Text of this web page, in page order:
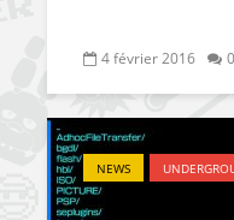
4 février 2016
NEWS